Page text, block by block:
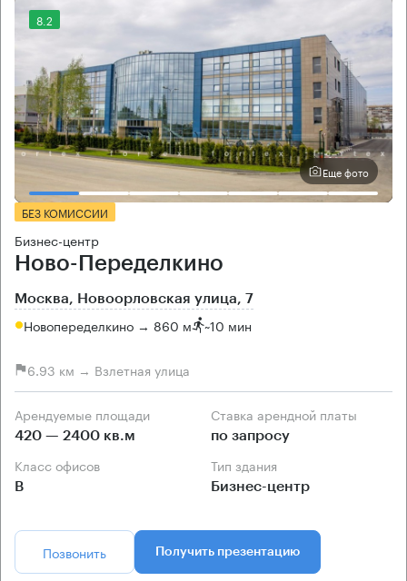
8.2
Еще фото
БЕЗ КОМИССИИ
Бизнес-центр
Ново-Переделкино
Москва, Новоорловская улица, 7
Новопеределкино → 860 м ~10 мин
6.93 км → Взлетная улица
Арендуемые площади
420 — 2400 кв.м
Ставка арендной платы
по запросу
Класс офисов
B
Тип здания
Бизнес-центр
Позвонить Получить презентацию